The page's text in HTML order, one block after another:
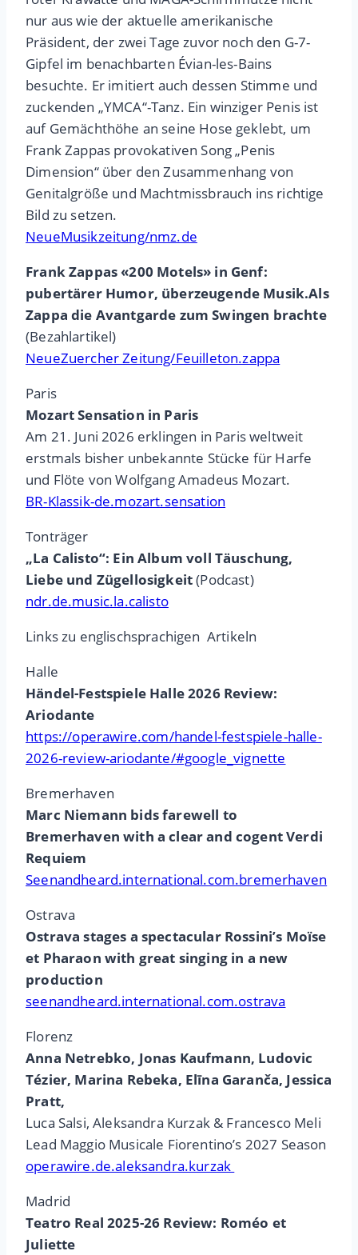
nur aus wie der aktuelle amerikanische
Präsident, der zwei Tage zuvor noch den G-7-
Gipfel im benachbarten Évian-les-Bains
besuchte. Er imitiert auch dessen Stimme und
zuckenden „YMCA“-Tanz. Ein winziger Penis ist
auf Gemächthöhe an seine Hose geklebt, um
Frank Zappas provokativen Song „Penis
Dimension“ über den Zusammenhang von
Genitalgröße und Machtmissbrauch ins richtige
Bild zu setzen.
NeueMusikzeitung/nmz.de
Frank Zappas «200 Motels» in Genf:
pubertärer Humor, überzeugende Musik.Als
Zappa die Avantgarde zum Swingen brachte
(Bezahlartikel)
NeueZuercher Zeitung/Feuilleton.zappa
Paris
Mozart Sensation in Paris
Am 21. Juni 2026 erklingen in Paris weltweit
erstmals bisher unbekannte Stücke für Harfe
und Flöte von Wolfgang Amadeus Mozart.
BR-Klassik-de.mozart.sensation
Tonträger
„La Calisto“: Ein Album voll Täuschung,
Liebe und Zügellosigkeit(Podcast)
ndr.de.music.la.calisto
Links zu englischsprachigen Artikeln
Halle
Händel-Festspiele Halle 2026 Review:
Ariodante
https://operawire.com/handel-festspiele-halle-
2026-review-ariodante/#google_vignette
Bremerhaven
Marc Niemann bids farewell to
Bremerhaven with a clear and cogent Verdi
Requiem
Seenandheard.international.com.bremerhaven
Ostrava
Ostrava stages a spectacular Rossini’s Moïse
et Pharaon with great singing in a new
production
seenandheard.international.com.ostrava
Florenz
Anna Netrebko, Jonas Kaufmann, Ludovic
Tézier, Marina Rebeka, Elīna Garanča, Jessica
Pratt,
Luca Salsi, Aleksandra Kurzak & Francesco Meli
Lead Maggio Musicale Fiorentino’s 2027 Season
operawire.de.aleksandra.kurzak
Madrid
Teatro Real 2025-26 Review: Roméo et
Juliette